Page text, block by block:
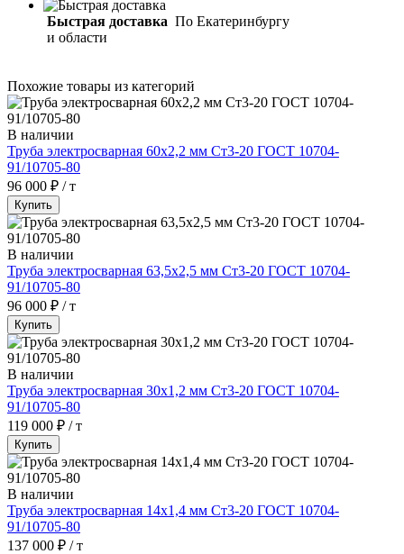
Быстрая доставка По Екатеринбургу
и области
Похожие товары из категорий
В наличии
Труба электросварная 60х2,2 мм Ст3-20 ГОСТ 10704-
91/10705-80
96 000 ₽ / т
Купить
В наличии
Труба электросварная 63,5х2,5 мм Ст3-20 ГОСТ 10704-
91/10705-80
96 000 ₽ / т
Купить
В наличии
Труба электросварная 30х1,2 мм Ст3-20 ГОСТ 10704-
91/10705-80
119 000 ₽ / т
Купить
В наличии
Труба электросварная 14х1,4 мм Ст3-20 ГОСТ 10704-
91/10705-80
137 000 ₽ / т